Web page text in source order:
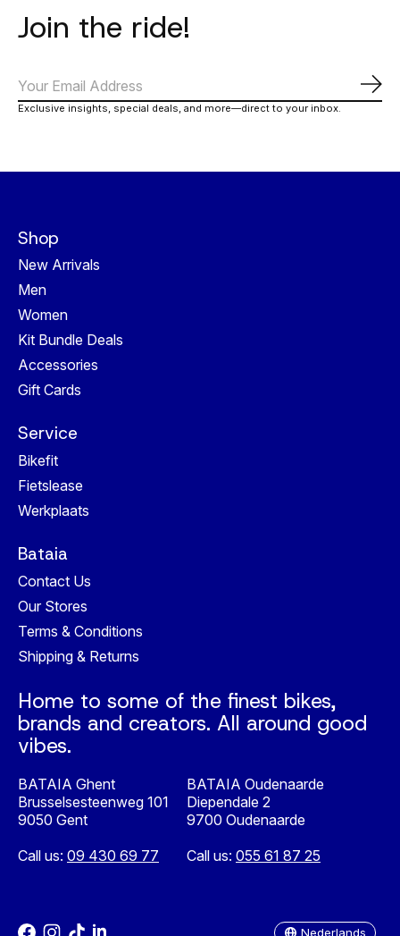
Join the ride!
Exclusive insights, special deals, and more—direct to your inbox.
Shop
New Arrivals
Men
Women
Kit Bundle Deals
Accessories
Gift Cards
Service
Bikefit
Fietslease
Werkplaats
Bataia
Contact Us
Our Stores
Terms & Conditions
Shipping & Returns
Home to some of the finest bikes,
brands and creators. All around good
vibes.
BATAIA Ghent
Brusselsesteenweg 101
9050 Gent
Call us: 09 430 69 77
BATAIA Oudenaarde
Diependale 2
9700 Oudenaarde
Call us: 055 61 87 25
Nederlands
Nederlands